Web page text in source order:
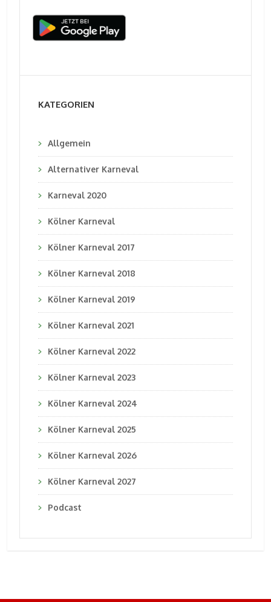
KATEGORIEN
Allgemein
Alternativer Karneval
Karneval 2020
Kölner Karneval
Kölner Karneval 2017
Kölner Karneval 2018
Kölner Karneval 2019
Kölner Karneval 2021
Kölner Karneval 2022
Kölner Karneval 2023
Kölner Karneval 2024
Kölner Karneval 2025
Kölner Karneval 2026
Kölner Karneval 2027
Podcast